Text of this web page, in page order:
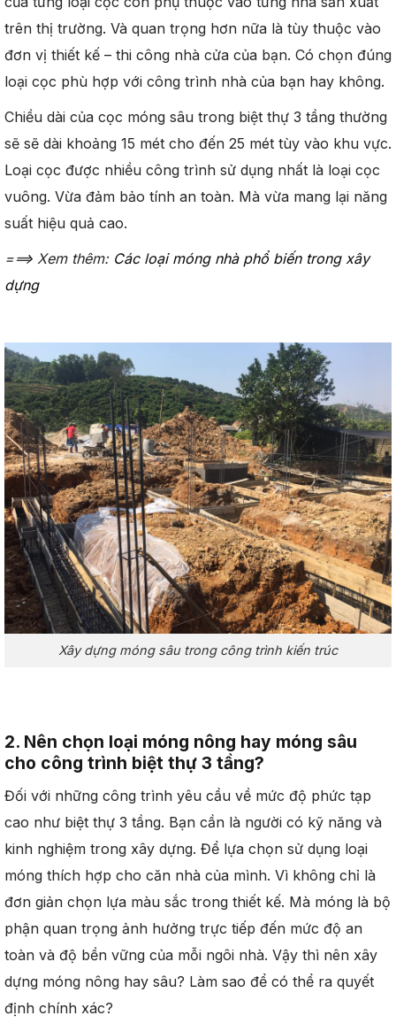
trên thị trường. Và quan trọng hơn nữa là tùy thuộc vào
đơn vị thiết kế – thi công nhà cửa của bạn. Có chọn đúng
loại cọc phù hợp với công trình nhà của bạn hay không.
Chiều dài của cọc móng sâu trong biệt thự 3 tầng thường
sẽ sẽ dài khoảng 15 mét cho đến 25 mét tùy vào khu vực.
Loại cọc được nhiều công trình sử dụng nhất là loại cọc
vuông. Vừa đảm bảo tính an toàn. Mà vừa mang lại năng
suất hiệu quả cao.
===> Xem thêm: Các loại móng nhà phổ biến trong xây
dựng
Xây dựng móng sâu trong công trình kiến trúc
2. Nên chọn loại móng nông hay móng sâu
cho công trình biệt thự 3 tầng?
Đối với những công trình yêu cầu về mức độ phức tạp
cao như biệt thự 3 tầng. Bạn cần là người có kỹ năng và
kinh nghiệm trong xây dựng. Để lựa chọn sử dụng loại
móng thích hợp cho căn nhà của mình. Vì không chỉ là
đơn giản chọn lựa màu sắc trong thiết kế. Mà móng là bộ
phận quan trọng ảnh hưởng trực tiếp đến mức độ an
toàn và độ bền vững của mỗi ngôi nhà. Vậy thì nên xây
dựng móng nông hay sâu? Làm sao để có thể ra quyết
định chính xác?